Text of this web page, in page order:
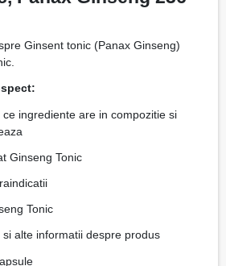
Ginsent tonic (Panax Ginseng)
ingrediente are in compozitie si
Ginseng Tonic
Tonic
alte informatii despre produs